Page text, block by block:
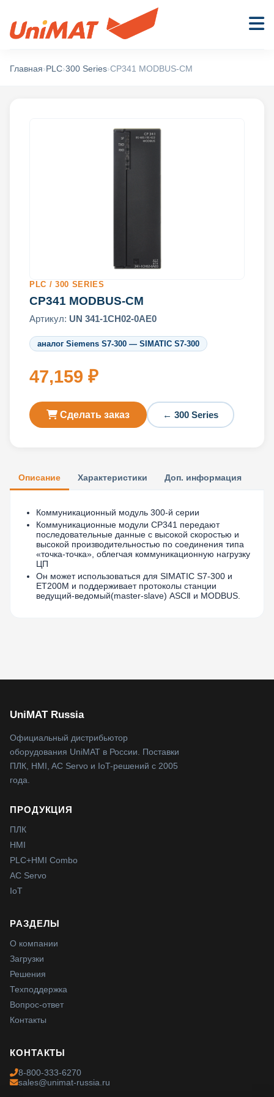
Главная› PLC›300 Series›CP341 MODBUS-CM
PLC / 300 SERIES
CP341 MODBUS-CM
Артикул: UN 341-1CH02-0AE0
аналог Siemens S7-300 — SIMATIC S7-300
47,159 ₽
Сделать заказ ← 300 Series
Описание Характеристики Доп. информация
Коммуникационный модуль 300-й серии
Коммуникационные модули CP341 передают
последовательные данные с высокой скоростью и
высокой производительностью по соединения типа
«точка-точка», облегчая коммуникационную нагрузку
ЦП
Он может использоваться для SIMATIC S7-300 и
ET200M и поддерживает протоколы станции
ведущий-ведомый(master-slave) ASCⅡ и MODBUS.
UniMAT Russia
Официальный дистрибьютор
оборудования UniMAT в России. Поставки
ПЛК, HMI, AC Servo и IoT-решений с 2005
года.
ПРОДУКЦИЯ
ПЛК
HMI
PLC+HMI Combo
AC Servo
IoT
РАЗДЕЛЫ
О компании
Загрузки
Решения
Техподдержка
Вопрос-ответ
Контакты
КОНТАКТЫ
8-800-333-6270
sales@unimat-russia.ru